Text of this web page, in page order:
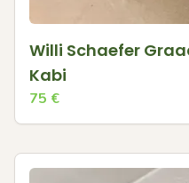
Willi Schaefer
Kabi
75 €